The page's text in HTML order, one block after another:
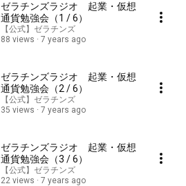
ゼラチンズラジオ 起業・仮想
通貨勉強会（1 / 6）
【公式】ゼラチンズ
88 views
7 years ago
ゼラチンズラジオ 起業・仮想
通貨勉強会（2 / 6）
【公式】ゼラチンズ
35 views
7 years ago
ゼラチンズラジオ 起業・仮想
通貨勉強会（3 / 6）
【公式】ゼラチンズ
22 views
7 years ago